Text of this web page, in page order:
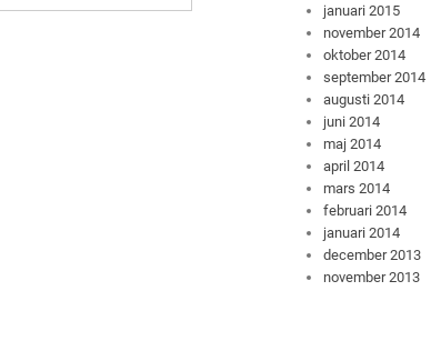
januari 2015
november 2014
oktober 2014
september 2014
augusti 2014
juni 2014
maj 2014
april 2014
mars 2014
februari 2014
januari 2014
december 2013
november 2013